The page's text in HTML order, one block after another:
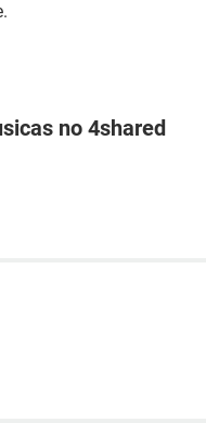
no 4shared